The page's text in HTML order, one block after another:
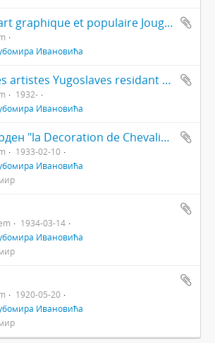
Exposition dʼart graphique et populaire Jougoslave de la collection du Musée de Zagreb : Metz
Ивановића
Exposition des artistes Yugoslaves residant en France : Paris, 3 au 7 XI 1932.
1932-
Ивановића
Повеља за орден "la Decoration de Chevalier de l`Orde Natonal de la Legion d`honneur" No 43853
1933-02-10
Ивановића
1934-03-14
Ивановића
1920-05-20
Ивановића